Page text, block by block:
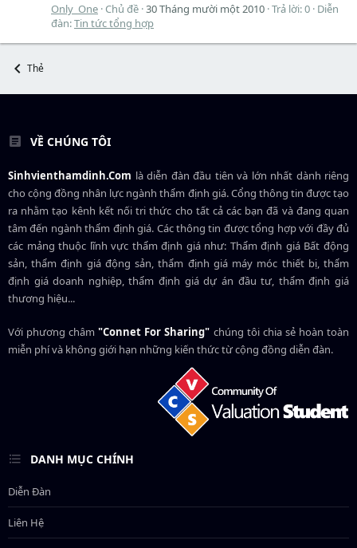
Only_One Chủ đề 30 Tháng mười một 2010 Trả lời: 0 Diễn
đàn:Tin tức tổng hợp
Thẻ
VỀ CHÚNG TÔI
Sinhvienthamdinh.Com là diễn đàn đầu tiên và lớn nhất dành riêng
cho cộng đồng nhân lực ngànhthẩm định giá. Cổng thông tin được tạo
ra nhằm tạo kênh kết nối tri thức cho tất cả các bạn đã và đang quan
tâm đến ngành thẩm định giá. Các thông tin được tổng hợp với đầy đủ
các mảng thuộc lĩnh vực thẩm định giá như: Thẩm định giá Bất động
sản, thẩm định giá động sản, thẩm định giá máy móc thiết bị, thẩm
định giá doanh nghiệp, thẩm định giá dự án đầu tư, thẩm định giá
thương hiệu...
Với phương châm"Connet For Sharing" chúng tôi chia sẻ hoàn toàn
miễn phí và không giới hạn những kiến thức từ cộng đồng diễn đàn.
DANH MỤC CHÍNH
Diễn Đàn
Liên Hệ